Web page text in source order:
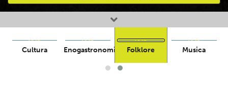
Attività preferite
Cultura Enogastronomia Folklore Musica